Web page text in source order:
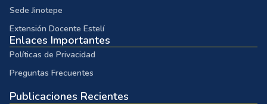
Sede Jinotepe
Extensión Docente Estelí
Enlaces Importantes
Políticas de Privacidad
Preguntas Frecuentes
Publicaciones Recientes